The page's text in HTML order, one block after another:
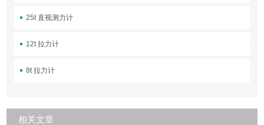
25t 直视测力计
12t 拉力计
8t 拉力计
相关文章